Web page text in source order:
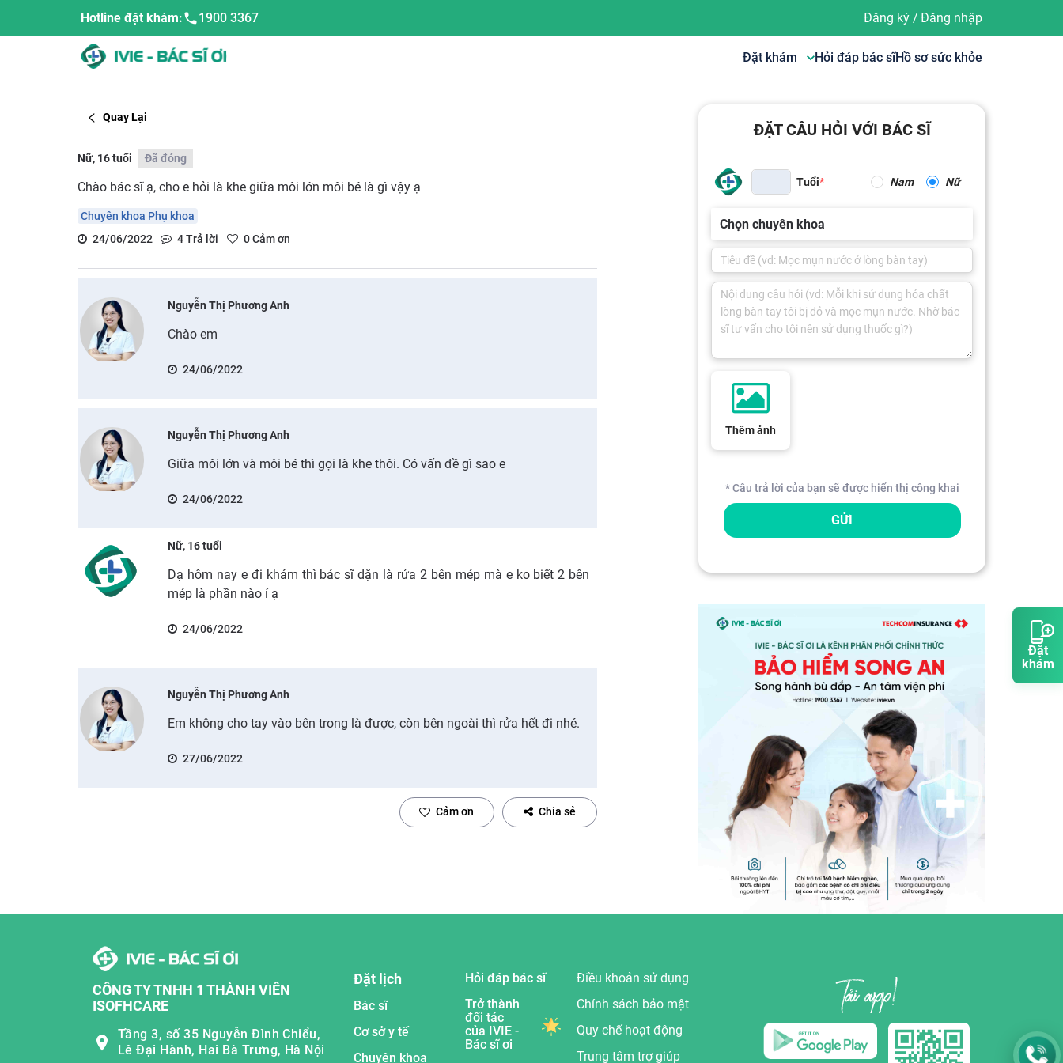
Đặt
khám
Hotline đặt khám: 1900 3367 Đăng ký/ Đăng nhập
Đặt khám Hỏi đáp bác sĩHồ sơ sức khỏe
Quay Lại
Nữ, 16 tuổi Đã đóng
Chào bác sĩ ạ, cho e hỏi là khe giữa môi lớn môi bé là gì vậy ạ
Chuyên khoa Phụ khoa
24/06/2022
4Trả lời 0Cảm ơn
Nguyễn Thị Phương Anh
Chào em
24/06/2022
Nguyễn Thị Phương Anh
Giữa môi lớn và môi bé thì gọi là khe thôi. Có vấn đề gì sao e
24/06/2022
Nữ, 16 tuổi
Dạ hôm nay e đi khám thì bác sĩ dặn là rửa 2 bên mép mà e ko biết 2 bên
mép là phần nào í ạ
24/06/2022
Nguyễn Thị Phương Anh
Em không cho tay vào bên trong là được, còn bên ngoài thì rửa hết đi nhé.
27/06/2022
Cảm ơn Chia sẻ
ĐẶT CÂU HỎI VỚI BÁC SĨ
Tuổi Nam Nữ
Chọn chuyên khoa
Thêm ảnh
* Câu trả lời của bạn sẽ được hiển thị công khai
GỬI
CÔNG TY TNHH 1 THÀNH VIÊN
ISOFHCARE
Tầng 3, số 35 Nguyễn Đình Chiểu,
Lê Đại Hành, Hai Bà Trưng, Hà Nội
Đặt lịch
Bác sĩ
Cơ sở y tế
Chuyên khoa
Hỏi đáp bác sĩ
Trở thành
đối tác
của IVIE -
Bác sĩ ơi
Điều khoản sử dụng
Chính sách bảo mật
Quy chế hoạt động
Trung tâm trợ giúp